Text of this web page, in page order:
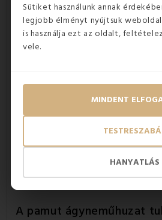
Sütiket használunk annak
legjobb élményt nyújtsuk
is használja ezt az oldalt,
vele.
HANYATLÁS
MINDENT
A 100% deluxe pamutból
ágyneműhuzat előnyei
légies könnyedségű anyag
a szükségtelen izzadás
minőségi és zavartalan
tartós és minőségi pamutból
A pamut ágyneműhuzat